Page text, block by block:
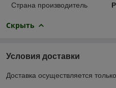
Страна производитель
Скрыть
Условия доставки
Доставка осуществляется